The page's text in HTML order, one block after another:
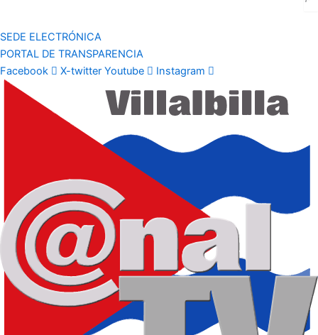
SEDE ELECTRÓNICA
PORTAL DE TRANSPARENCIA
Facebook
X-twitter Youtube Instagram